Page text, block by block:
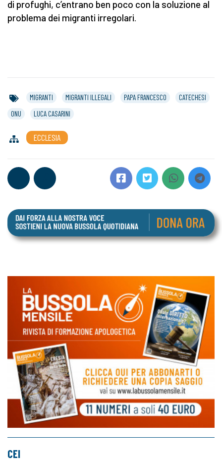
di profughi, c’entrano ben poco con la soluzione al
problema dei migranti irregolari.
MIGRANTI MIGRANTI ILLEGALI PAPA FRANCESCO
CATECHESI
ONU
LUCA CASARINI
ECCLESIA
CEI